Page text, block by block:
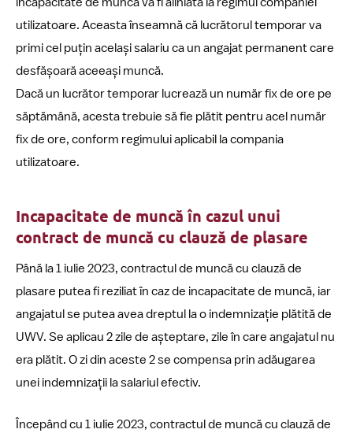
utilizatoare. Aceasta înseamnă că lucrătorul temporar va
primi cel puțin același salariu ca un angajat permanent care
desfășoară aceeași muncă.
Dacă un lucrător temporar lucrează un număr fix de ore pe
săptămână, acesta trebuie să fie plătit pentru acel număr
fix de ore, conform regimului aplicabil la compania
utilizatoare.
Incapacitate de muncă în cazul unui
contract de muncă cu clauză de plasare
Până la 1 iulie 2023, contractul de muncă cu clauză de
plasare putea fi reziliat în caz de incapacitate de muncă, iar
angajatul se putea avea dreptul la o indemnizație plătită de
UWV. Se aplicau 2 zile de așteptare, zile în care angajatul nu
era plătit. O zi din aceste 2 se compensa prin adăugarea
unei indemnizații la salariul efectiv.
Începând cu 1 iulie 2023, contractul de muncă cu clauză de